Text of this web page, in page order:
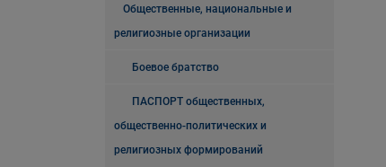
Общественные, национальные и
религиозные организации
Боевое братство
ПАСПОРТ общественных,
общественно-политических и
религиозных формирований